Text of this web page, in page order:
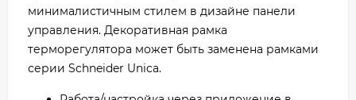
минималистичным стилем в дизайне панели
управления. Декоративная рамка
терморегулятора может быть заменена рамками
серии Schneider Unica.